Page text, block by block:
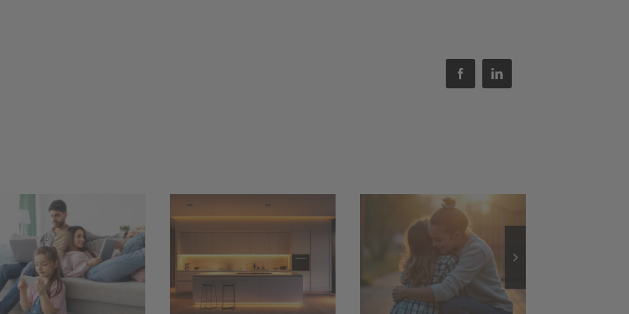
FacebookLinkedIn
LED-Streifen und
LED-Spots:
Flimmerfreies
Dimmen mit 24-
Einbruchschutz
Kamera,
Bewegungsmelder
Außenbeleuchtung:
Sicherheit und
stimmungsvolles
Ambiente